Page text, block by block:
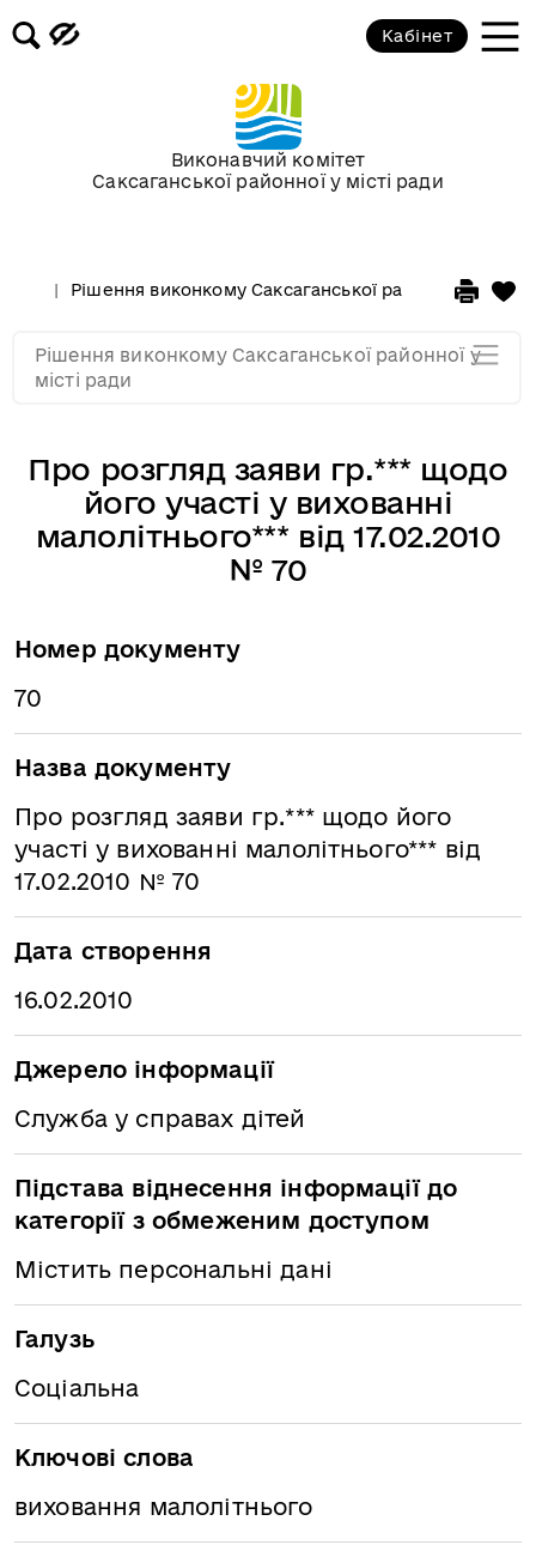
Виконавчий комітет
Саксаганської районної у місті ради
Кабінет
Рішення виконкому Саксаганської районної у місті
Про розгляд заяви гр.*** щодо
його участі у вихованні
малолітнього*** від 17.02.2010
№ 70
Номер документу
70
Назва документу
Про розгляд заяви гр.*** щодо його
участі у вихованні малолітнього*** від
17.02.2010 № 70
Дата створення
16.02.2010
Джерело інформації
Служба у справах дітей
Підстава віднесення інформації до
категорії з обмеженим доступом
Містить персональні дані
Галузь
Соціальна
Ключові слова
виховання малолітнього
Рішення виконкому Саксаганської районної у
місті ради
Засідання виконкому від 17
березня 2010 року
Засідання виконкому від 17
лютого 2010 року
січня 2010 року